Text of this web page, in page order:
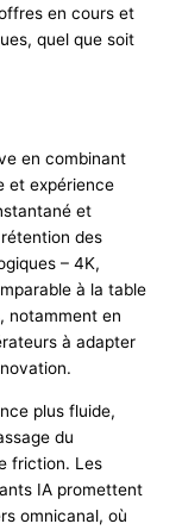
en cours et
quel que soit
en combinant
et expérience
et
des
– 4K,
à la table
notamment en
à adapter
plus fluide,
du
friction. Les
IA promettent
omnicanal, où